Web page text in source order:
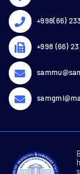
+998(66)
+998 (66)